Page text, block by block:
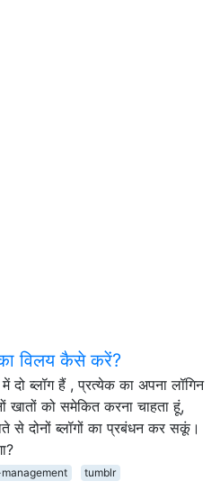
विलय कैसे करें?
दो ब्लॉग हैं , प्रत्येक का अपना लॉगिन
खातों को समेकित करना चाहता हूं,
से दोनों ब्लॉगों का प्रबंधन कर सकूं।
tumblr